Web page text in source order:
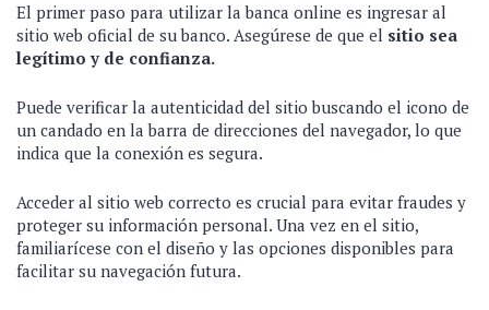
El primer paso para utilizar la banca online es ingresar al
sitio web oficial de su banco. Asegúrese de que el sitio sea
legítimo y de confianza.
Puede verificar la autenticidad del sitio buscando el icono de
un candado en la barra de direcciones del navegador, lo que
indica que la conexión es segura.
Acceder al sitio web correcto es crucial para evitar fraudes y
proteger su información personal. Una vez en el sitio,
familiarícese con el diseño y las opciones disponibles para
facilitar su navegación futura.